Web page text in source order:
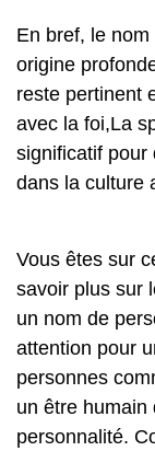
En bref, le
origine
reste pertinent
avec la foi,La
significatif pour
dans la culture
Vous êtes sur
savoir plus sur
un nom de
attention pour
personnes
un être humain
personnalité.